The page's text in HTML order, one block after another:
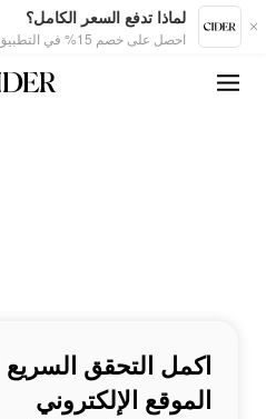
لماذا تدفع السعر الكامل؟
احصل على خصم 15% في التطبيق
اكمل التحقق السريع
الموقع الإلكتروني